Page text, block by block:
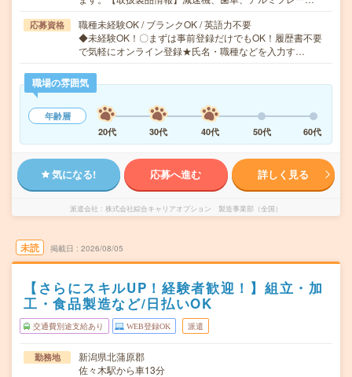
応募資格
職種未経験OK / ブランクOK / 英語力不要
◆未経験OK！〇まずは事前登録だけでもOK！履歴書不要
で気軽にオンライン登録★氏名・職種などを入力す…
職場の雰囲気
年齢層
20代
30代 40代 50代 60代
気になる! 応募へ進む 詳しく見る
派遣会社 株式会社綜合キャリアオプション 製造事業部（全国）
未読 掲載日 2026/08/05
【さらにスキルUP！経験者歓迎！】組立・加
工・食品製造など/日払いOK
交通費別途支給あり WEB登録OK 派遣
勤務地
新潟県北蒲原郡
佐々木駅から車13分